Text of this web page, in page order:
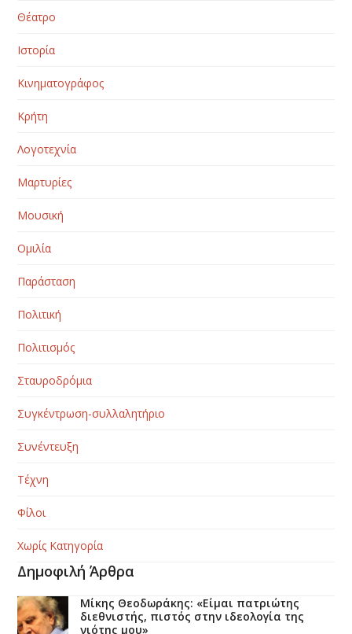
Θέατρο
Ιστορία
Κινηματογράφος
Κρήτη
Λογοτεχνία
Μαρτυρίες
Μουσική
Ομιλία
Παράσταση
Πολιτική
Πολιτισμός
Σταυροδρόμια
Συγκέντρωση-συλλαλητήριο
Συνέντευξη
Τέχνη
Φίλοι
Χωρίς Κατηγορία
Δημοφιλή Άρθρα
Μίκης Θεοδωράκης: «Είμαι πατριώτης
διεθνιστής, πιστός στην ιδεολογία της
νιότης μου»